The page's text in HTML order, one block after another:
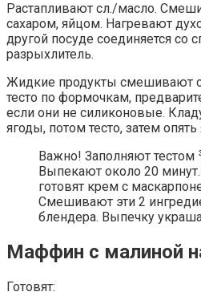
Растапливают сл./масло.
сахаром, яйцом. Нагревают
другой посуде соединяется со
разрыхлитель.
Жидкие продукты смешивают
тесто по формочкам,
если они не силиконовые.
ягоды, потом тесто, затем опять
Важно! Заполняют тестом
Выпекают около 20
готовят крем с
Смешивают эти 2
блендера. Выпечку
Маффин с малиной
Готовят: